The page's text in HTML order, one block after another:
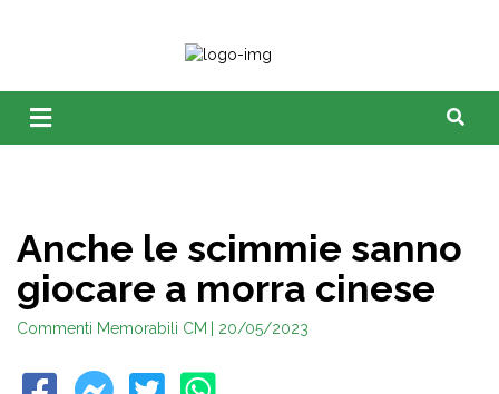
Anche le scimmie sanno
giocare a morra cinese
Commenti Memorabili CM | 20/05/2023